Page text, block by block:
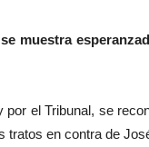
muestra
el Tribunal, se
tratos en contra de